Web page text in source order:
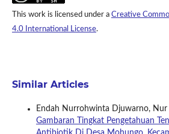
This work is licensed under a Creative
4.0 International License.
Similar Articles
Endah Nurrohwinta Djuwarno, Nur
Gambaran Tingkat Pengetahuan